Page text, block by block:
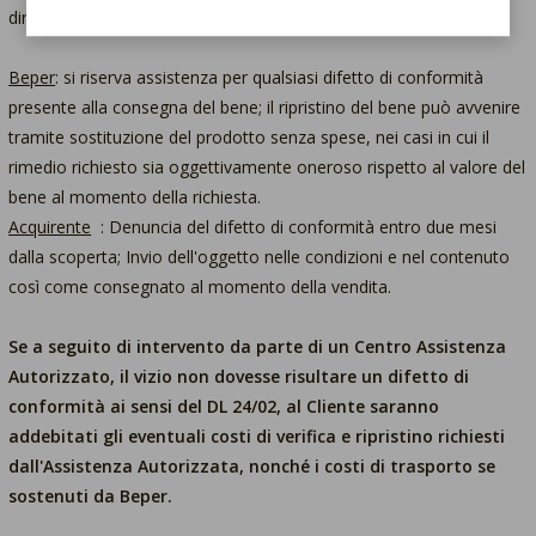
dire.
Beper: si riserva assistenza per qualsiasi difetto di conformità
presente alla consegna del bene; il ripristino del bene può avvenire
tramite sostituzione del prodotto senza spese, nei casi in cui il
rimedio richiesto sia oggettivamente oneroso rispetto al valore del
bene al momento della richiesta.
Acquirente : Denuncia del difetto di conformità entro due mesi
dalla scoperta; Invio dell'oggetto nelle condizioni e nel contenuto
così come consegnato al momento della vendita.
Se a seguito di intervento da parte di un Centro Assistenza
Autorizzato, il vizio non dovesse risultare un difetto di
conformità ai sensi del DL 24/02, al Cliente saranno
addebitati gli eventuali costi di verifica e ripristino richiesti
dall'Assistenza Autorizzata, nonché i costi di trasporto se
sostenuti da Beper.